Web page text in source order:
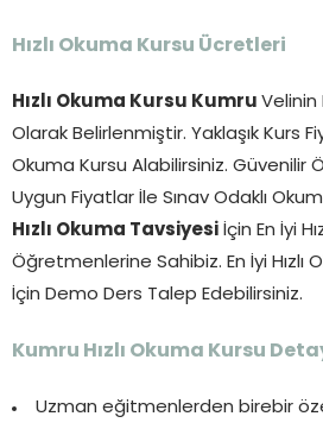
Hızlı Okuma Kursu Ücretleri
Hızlı Okuma Kursu Kumru
Olarak Belirlenmiştir. Yaklaşık Kurs
Okuma Kursu Alabilirsiniz. Güvenilir
Uygun Fiyatlar İle Sınav Odaklı
Hızlı Okuma Tavsiyesi
İçin En İyi
Öğretmenlerine Sahibiz. En İyi Hızlı
İçin Demo Ders Talep Edebilirsiniz.
Kumru Hızlı Okuma Kursu
Uzman eğitmenlerden birebir